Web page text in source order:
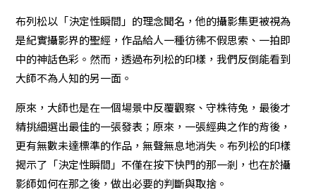
布列松以「決定性瞬間」的理念聞名，他的攝影集更被視為
是紀實攝影界的聖經，作品給人一種彷彿不假思索、一拍即
中的神話色彩。然而，透過布列松的印樣，我們反倒能看到
大師不為人知的另一面。
原來，大師也是在一個場景中反覆觀察、守株待兔，最後才
精挑細選出最佳的一張發表；原來，一張經典之作的背後，
更有無數未達標準的作品，無聲無息地消失。布列松的印樣
揭示了「決定性瞬間」不僅在按下快門的那一剎，也在於攝
影師如何在那之後，做出必要的判斷與取捨。